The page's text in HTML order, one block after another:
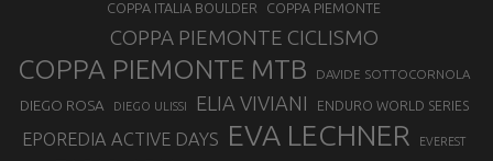
COPPA ITALIA BOULDER
COPPA PIEMONTE
COPPA PIEMONTE CICLISMO
COPPA PIEMONTE MTB DAVIDE SOTTOCORNOLA
DIEGO ROSA DIEGO ULISSI ELIA VIVIANI ENDURO WORLD SERIES
EPOREDIA ACTIVE DAYS EVA LECHNER EVEREST